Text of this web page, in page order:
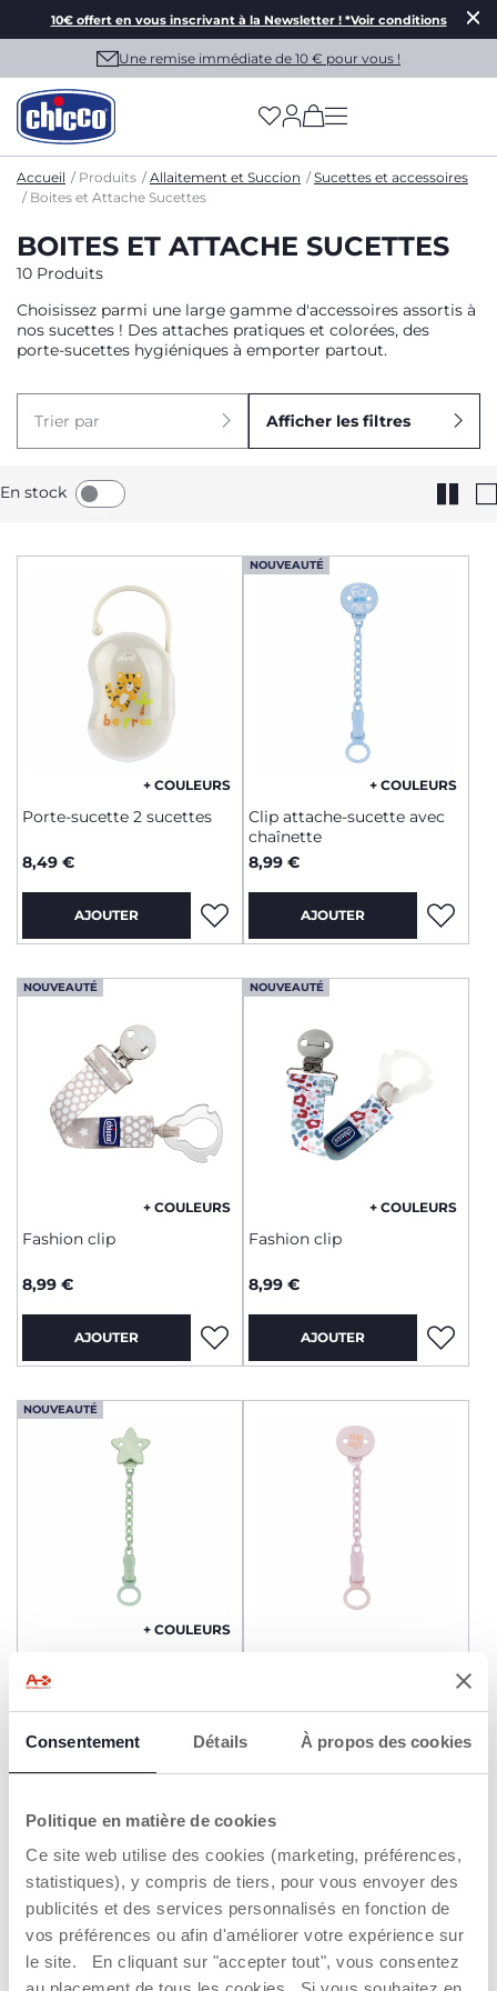
Consentement Détails À propos des cookies
Politique en matière de cookies
Ce site web utilise des cookies (marketing, préférences,
statistiques), y compris de tiers, pour vous envoyer des
publicités et des services personnalisés en fonction de
vos préférences ou afin d'améliorer votre expérience sur
le site. En cliquant sur "accepter tout", vous consentez
10€ offert en vous inscrivant à la Newsletter ! *Voir conditions
Une remise immédiate de 10 € pour vous !
(has more options
Accueil Produits Allaitement et Succion
Sucettes et accessoires
Boites et Attache Sucettes
BOITES ET ATTACHE SUCETTES
10 Produits
Choisissez parmi une large gamme d'accessoires assortis à
nos sucettes ! Des attaches pratiques et colorées, des
porte-sucettes hygiéniques à emporter partout.
Trier par Afficher les filtres
En stock
+ COULEURS
Porte-sucette 2 sucettes
8,49 €
AJOUTER
NOUVEAUTÉ
+ COULEURS
Clip attache-sucette avec
chaînette
8,99 €
AJOUTER
NOUVEAUTÉ
+ COULEURS
Fashion clip
8,99 €
AJOUTER
NOUVEAUTÉ
+ COULEURS
Fashion clip
8,99 €
AJOUTER
NOUVEAUTÉ
+ COULEURS
chaînette
8,99 €
8,49 €
NOUVEAUTÉ